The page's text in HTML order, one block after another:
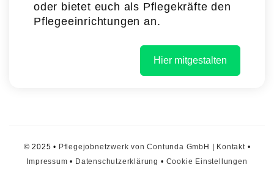
oder bietet euch als Pflegekräfte den
Pflegeeinrichtungen an.
Hier mitgestalten
© 2025 • Pflegejobnetzwerk von Contunda GmbH Kontakt•
Impressum • Datenschutzerklärung • Cookie Einstellungen